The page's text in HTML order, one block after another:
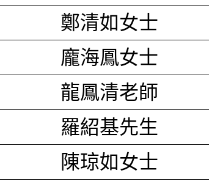
鄭清如女士
龐海鳳女士
龍鳳清老師
羅紹基先生
陳琼如女士